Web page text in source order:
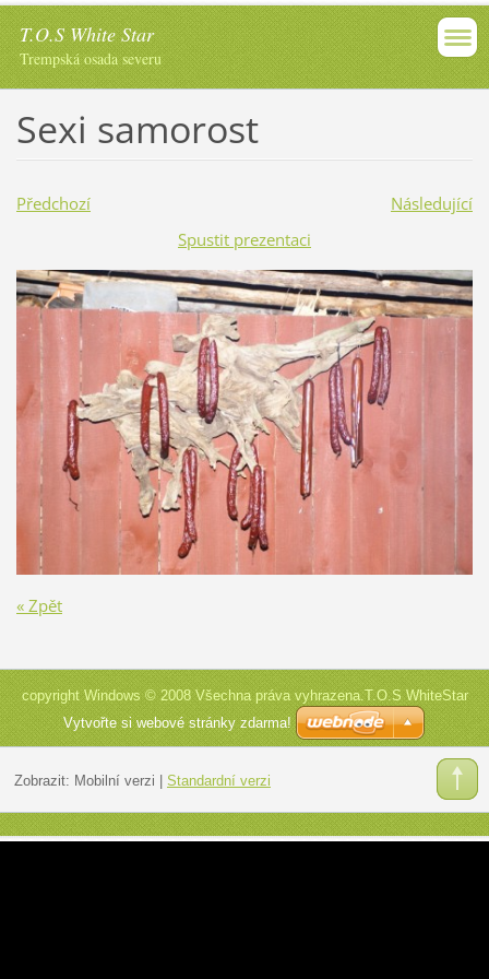
T.O.S White Star
Trempská osada severu
Sexi samorost
Předchozí
Následující
Spustit prezentaci
« Zpět
copyright Windows © 2008 Všechna práva vyhrazena.T.O.S WhiteStar
Vytvořte si webové stránky zdarma!
Zobrazit: Mobilní verzi | Standardní verzi